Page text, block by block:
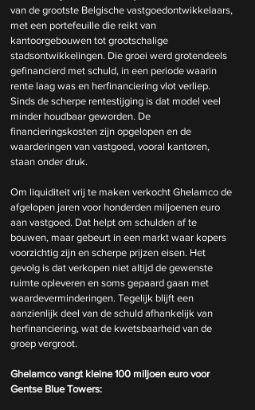
van de grootste Belgische vastgoedontwikkelaars,
met een portefeuille die reikt van
kantoorgebouwen tot grootschalige
stadsontwikkelingen. Die groei werd grotendeels
gefinancierd met schuld, in een periode waarin
rente laag was en herfinanciering vlot verliep.
Sinds de scherpe rentestijging is dat model veel
minder houdbaar geworden. De
financieringskosten zijn opgelopen en de
waarderingen van vastgoed, vooral kantoren,
staan onder druk.
Om liquiditeit vrij te maken verkocht Ghelamco de
afgelopen jaren voor honderden miljoenen euro
aan vastgoed. Dat helpt om schulden af te
bouwen, maar gebeurt in een markt waar kopers
voorzichtig zijn en scherpe prijzen eisen. Het
gevolg is dat verkopen niet altijd de gewenste
ruimte opleveren en soms gepaard gaan met
waardeverminderingen. Tegelijk blijft een
aanzienlijk deel van de schuld afhankelijk van
herfinanciering, wat de kwetsbaarheid van de
groep vergroot.
Ghelamco vangt kleine 100 miljoen euro voor
Gentse Blue Towers: